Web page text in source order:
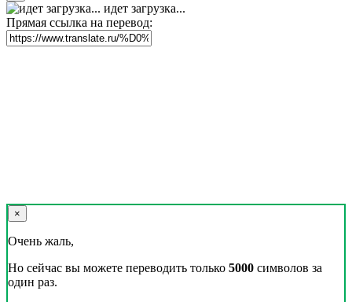
идет загрузка...
Прямая ссылка на перевод:
×
Очень жаль,
Но сейчас вы можете переводить только 5000 символов за
один раз.